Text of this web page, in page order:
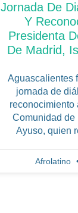
Jornada De
Y
Presidenta
De Madrid,
Aguascalientes
jornada de
reconocimiento
Comunidad de
Ayuso, quien
Afrolatino